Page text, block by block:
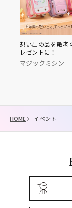
想い出の品を敬老
レゼントに！
マジックミシン
HOME イベント